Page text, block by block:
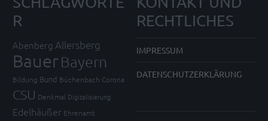
R
Abenberg Allersberg
Bauer Bayern
Bildung Bund Büchenbach Corona
CSU Denkmal Digitalisierung
Edelhäußer Ehrenamt
RECHTLICHES
IMPRESSUM
DATENSCHUTZERKLÄRUNG